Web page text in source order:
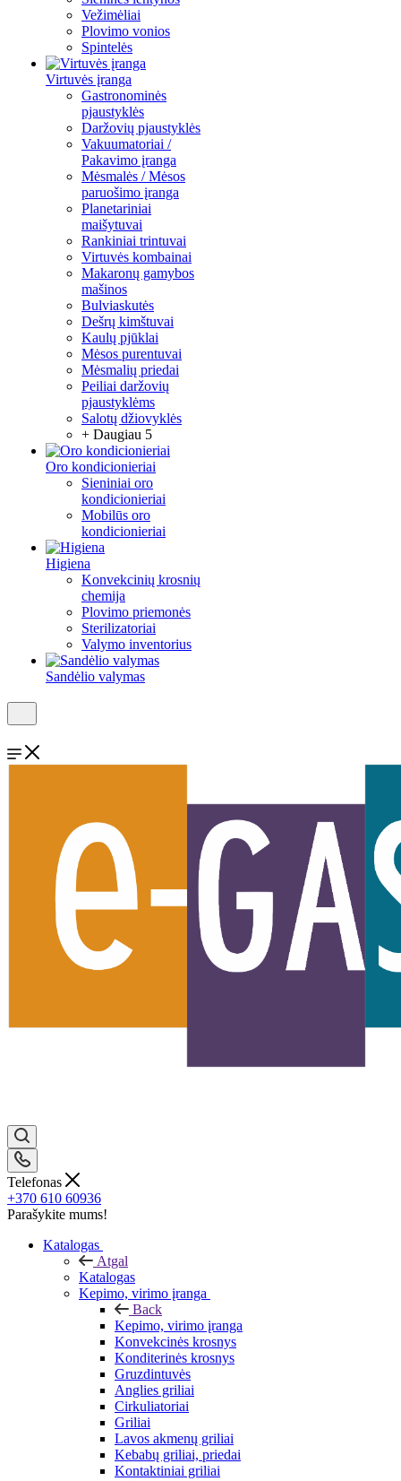
Vežimėliai
Plovimo vonios
Spintelės
Virtuvės įranga
Gastronominės
pjaustyklės
Daržovių pjaustyklės
Vakuumatoriai /
Pakavimo įranga
Mėsmalės / Mėsos
paruošimo įranga
Planetariniai
maišytuvai
Rankiniai trintuvai
Virtuvės kombainai
Makaronų gamybos
mašinos
Bulviaskutės
Dešrų kimštuvai
Kaulų pjūklai
Mėsos purentuvai
Mėsmalių priedai
Peiliai daržovių
pjaustyklėms
Salotų džiovyklės
+ Daugiau 5
Oro kondicionieriai
Sieniniai oro
kondicionieriai
Mobilūs oro
kondicionieriai
Higiena
Konvekcinių krosnių
chemija
Plovimo priemonės
Sterilizatoriai
Valymo inventorius
Sandėlio valymas
Telefonas
+370 610 60936
Parašykite mums!
Katalogas
Atgal
Katalogas
Kepimo, virimo įranga
Back
Kepimo, virimo įranga
Konvekcinės krosnys
Konditerinės krosnys
Gruzdintuvės
Anglies griliai
Cirkuliatoriai
Griliai
Lavos akmenų griliai
Kebabų griliai, priedai
Kontaktiniai griliai